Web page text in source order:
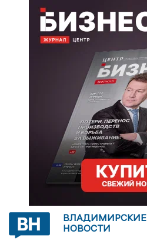
ВЛАДИМИРСКИЕ
НОВОСТИ